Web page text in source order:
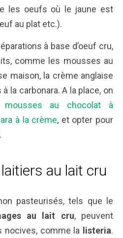
les oeufs où le jaune est
au plat etc.).
à base d’oeuf cru,
comme les mousses au
maison, la crème anglaise
la carbonara. A la place, on
mousses au chocolat à
à la crème, et opter pour
au lait cru
pasteurisés, tels que le
au lait cru, peuvent
nocives, comme la listeria.